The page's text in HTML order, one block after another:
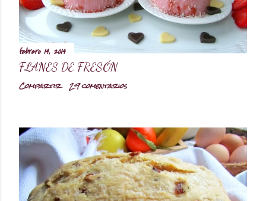
febrero 14, 2014
FLANES DE FRESÓN
Compartir 29 comentarios